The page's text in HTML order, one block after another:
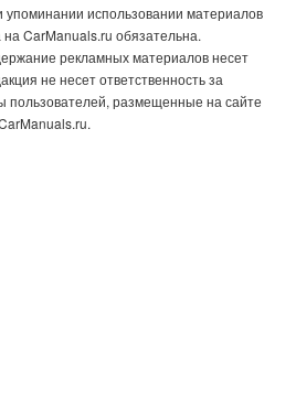
использовании материалов
на CarManuals.ru обязательна.
рекламных материалов несет
не несет ответственность за
пользователей, размещенные на сайте